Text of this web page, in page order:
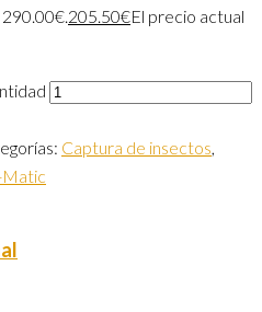
205.50€El precio actual
Captura de insectos,
Matic